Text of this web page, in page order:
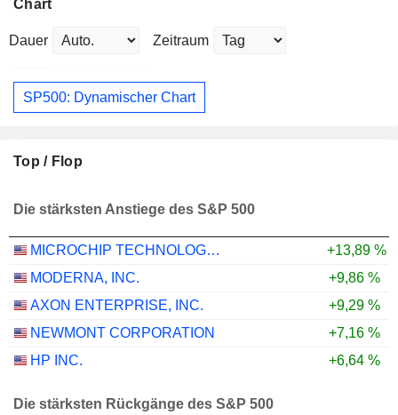
Chart
Dauer Zeitraum
SP500: Dynamischer Chart
Top / Flop
Die stärksten Anstiege des S&P 500
MICROCHIP TECHNOLOGY INCORPORATED
+13,89 %
MODERNA, INC.
+9,86 %
AXON ENTERPRISE, INC.
+9,29 %
NEWMONT CORPORATION
+7,16 %
HP INC.
+6,64 %
Die stärksten Rückgänge des S&P 500